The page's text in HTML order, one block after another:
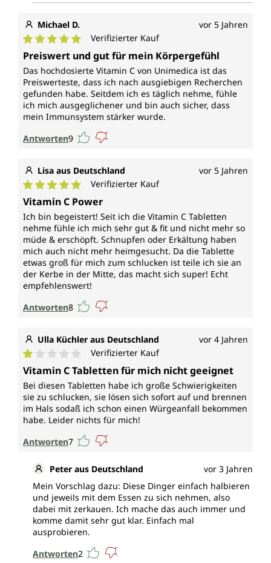
Michael D. vor 5 Jahren
Durchschnittliche Bewertung von 5 von 5 Sternen
Verifizierter Kauf
Preiswert und gut für mein Körpergefühl
Das hochdosierte Vitamin C von Unimedica ist das
Preiswerteste, dass ich nach ausgiebigen Recherchen
gefunden habe. Seitdem ich es täglich nehme, fühle
ich mich ausgeglichener und bin auch sicher, dass
mein Immunsystem stärker wurde.
Antworten9
Lisa aus Deutschland vor 5 Jahren
Durchschnittliche Bewertung von 5 von 5 Sternen
Verifizierter Kauf
Vitamin C Power
Ich bin begeistert! Seit ich die Vitamin C Tabletten
nehme fühle ich mich sehr gut & fit und nicht mehr so
müde & erschöpft. Schnupfen oder Erkältung haben
mich auch nicht mehr heimgesucht. Da die Tablette
etwas groß für mich zum schlucken ist teile ich sie an
der Kerbe in der Mitte, das macht sich super! Echt
empfehlenswert!
Antworten8
Ulla Küchler aus Deutschland vor 4 Jahren
Durchschnittliche Bewertung von 1 von 5 Sternen
Verifizierter Kauf
Vitamin C Tabletten für mich nicht geeignet
Bei diesen Tabletten habe ich große Schwierigkeiten
sie zu schlucken, sie lösen sich sofort auf und brennen
im Hals sodaß ich schon einen Würgeanfall bekommen
habe. Leider nichts für mich!
Antworten7
Peter aus Deutschland
vor 3 Jahren
Mein Vorschlag dazu: Diese Dinger einfach halbieren
und jeweils mit dem Essen zu sich nehmen, also
dabei mit zerkauen. Ich mache das auch immer und
komme damit sehr gut klar. Einfach mal
ausprobieren.
Antworten2